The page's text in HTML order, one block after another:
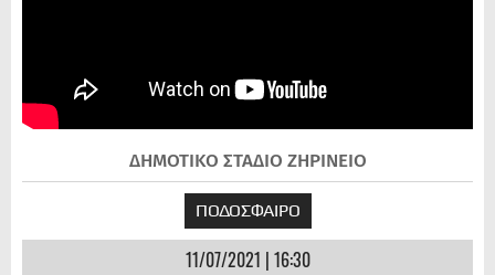
ΔΗΜΟΤΙΚΟ ΣΤΑΔΙΟ ΖΗΡΙΝΕΙΟ
ΠΟΔΟΣΦΑΙΡΟ
11/07/2021 | 16:30